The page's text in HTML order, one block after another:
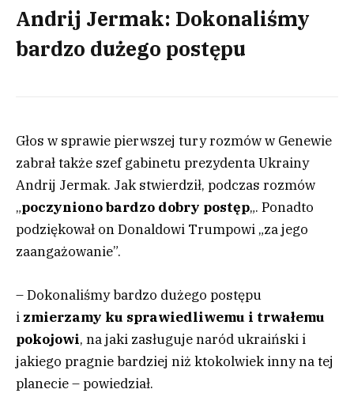
Andrij Jermak: Dokonaliśmy
bardzo dużego postępu
Głos w sprawie pierwszej tury rozmów w Genewie
zabrał także szef gabinetu prezydenta Ukrainy
Andrij Jermak. Jak stwierdził, podczas rozmów
„poczyniono bardzo dobry postęp„. Ponadto
podziękował on Donaldowi Trumpowi „za jego
zaangażowanie”.
– Dokonaliśmy bardzo dużego postępu
i zmierzamy ku sprawiedliwemu i trwałemu
pokojowi, na jaki zasługuje naród ukraiński i
jakiego pragnie bardziej niż ktokolwiek inny na tej
planecie – powiedział.